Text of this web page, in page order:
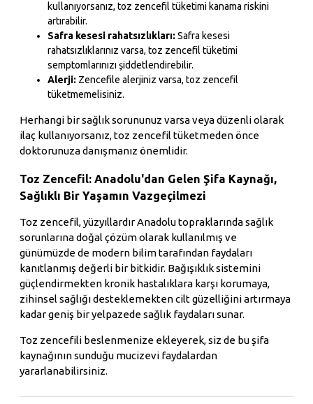
kullanıyorsanız, toz zencefil tüketimi kanama riskini
artırabilir.
Safra kesesi rahatsızlıkları: Safra kesesi
rahatsızlıklarınız varsa, toz zencefil tüketimi
semptomlarınızı şiddetlendirebilir.
Alerji: Zencefile alerjiniz varsa, toz zencefil
tüketmemelisiniz.
Herhangi bir sağlık sorununuz varsa veya düzenli olarak
ilaç kullanıyorsanız, toz zencefil tüketmeden önce
doktorunuza danışmanız önemlidir.
Toz Zencefil: Anadolu'dan Gelen Şifa Kaynağı,
Sağlıklı Bir Yaşamın Vazgeçilmezi
Toz zencefil, yüzyıllardır Anadolu topraklarında sağlık
sorunlarına doğal çözüm olarak kullanılmış ve
günümüzde de modern bilim tarafından faydaları
kanıtlanmış değerli bir bitkidir. Bağışıklık sistemini
güçlendirmekten kronik hastalıklara karşı korumaya,
zihinsel sağlığı desteklemekten cilt güzelliğini artırmaya
kadar geniş bir yelpazede sağlık faydaları sunar.
Toz zencefili beslenmenize ekleyerek, siz de bu şifa
kaynağının sunduğu mucizevi faydalardan
yararlanabilirsiniz.